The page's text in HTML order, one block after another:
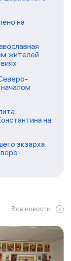
на
жителей
на
экзарха
Все новости